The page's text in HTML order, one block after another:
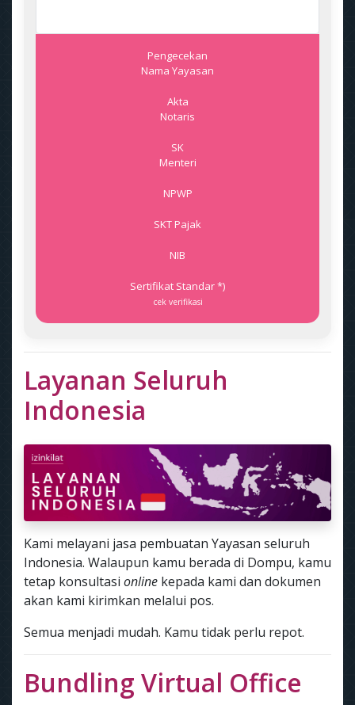
Pengecekan
Nama Yayasan
Akta
Notaris
SK
Menteri
NPWP
SKT Pajak
NIB
Sertifikat Standar *)
cek verifikasi
Layanan Seluruh
Indonesia
Kami melayani jasa pembuatan Yayasan seluruh
Indonesia. Walaupun kamu berada di Dompu, kamu
tetap konsultasi online kepada kami dan dokumen
akan kami kirimkan melalui pos.
Semua menjadi mudah. Kamu tidak perlu repot.
Bundling Virtual Office